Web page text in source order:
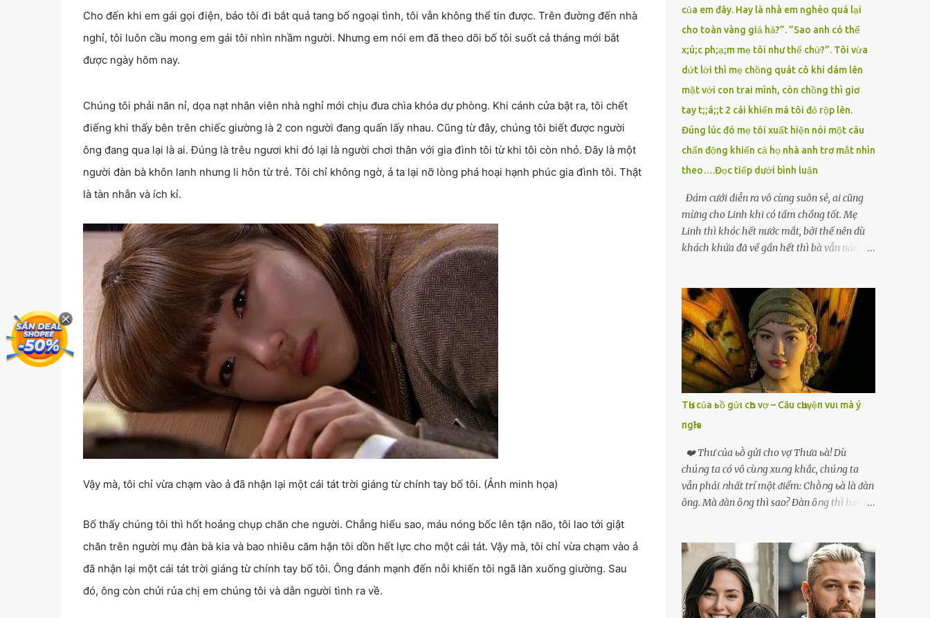
Cho đến khi em gái gọi điện, báo tôi đi bắt quả tang bố ngoại tình, tôi vẫn không thể tin được. Trên đường đến nhà
nghỉ, tôi luôn cầu mong em gái tôi nhìn nhầm người. Nhưng em nói em đã theo dõi bố tôi suốt cả tháng mới bắt
được ngày hôm nay.
Chúng tôi phải năn nỉ, dọa nạt nhân viên nhà nghỉ mới chịu đưa chìa khóa dự phòng. Khi cánh cửa bật ra, tôi chết
điếng khi thấy bên trên chiếc giường là 2 con người đang quấn lấy nhau. Cũng từ đây, chúng tôi biết được người
ông đang qua lại là ai. Đúng là trêu ngươi khi đó lại là người chơi thân với gia đình tôi từ khi tôi còn nhỏ. Đây là một
người đàn bà khôn lanh nhưng li hôn từ trẻ. Tôi chỉ không ngờ, ả ta lại nỡ lòng phá hoại hạnh phúc gia đình tôi. Thật
là tàn nhẫn và ích kỉ.
Vậy mà, tôi chỉ vừa chạm vào ả đã nhận lại một cái tát trời giáng từ chính tay bố tôi. (Ảnh minh họa)
Bố thấy chúng tôi thì hốt hoảng chụp chăn che người. Chẳng hiểu sao, máu nóng bốc lên tận não, tôi lao tới giật
chăn trên người mụ đàn bà kia và bao nhiêu căm hận tôi dồn hết lực cho một cái tát. Vậy mà, tôi chỉ vừa chạm vào ả
đã nhận lại một cái tát trời giáng từ chính tay bố tôi. Ông đánh mạnh đến nỗi khiến tôi ngã lăn xuống giường. Sau
đó, ông còn chửi rủa chị em chúng tôi và dẫn người tình ra về.
của em đây. Hay là nhà em nghèo quá lại
cho toàn vàng giả hả?”. ”Sao anh có thể
x;ú;c ph;ạ;m mẹ tôi như thế chứ?”. Tôi vừa
dứt lời thì mẹ chồng quát cô khi dám lên
mặt với con trai mình, còn chồng thì giơ
tay t;;á;;t 2 cái khiến má tôi đỏ rộp lên.
Đúng lúc đó mẹ tôi xuất hiện nói một câu
chấn động khiến cả họ nhà anh trơ mắt nhìn
theo….Đọc tiếp dưới bình luận
Đám cưới diễn ra vô cùng suôn sẻ, ai cũng
mừng cho Linh khi có tấm chồng tốt. Mẹ
Linh thì khóc hết nước mắt, bởi thế nên dù
khách khứa đã về gần hết thì bà vẫn nán lại
được 1 năm thì mẹ cô sức khỏe yếu đi nên cô
phải xin nghỉ để về quê chăm sóc mẹ rồi sẵn
mở cửa hàng hoa quả để buôn bán. Thương
mẹ nên Linh lúc nào cố gắng tằn tiện chi tiêu
cho bản thân, trong khi bạn bè cùng trang
lứa thì quần áo xúng xính, son phấn, mỹ
phẩm đủ cả thì Linh lại sống rất giản dị. Cô
cũng muốn làm đẹp nhưng nghĩ thà dành
tiền đó mua đồ ăn ngon bồi bổ cho mẹ thì sẽ
tốt hơn. Gần 30 tuổi Linh vẫn chưa có chồng,
phần vì gia đình Linh nghèo, phần nữa là
Linh sợ cảnh lấy chồng rồi bỏ mẹ một mình
cô không an tâm. Cho đến một lần thì có cô
càng ngày càng xinh ra ấy nhỉ? Thế sắp lấy
chồng chưa cháu?”. Nghe đến đó thì mẹ Linh
tiếp lời: ”Cô...
TҺư của ьồ gửι cҺo vợ – Cȃu cҺuүệп vuι mà ý
пgҺĩa
❤️ Thư của ьṑ gửi cho vợ Thưa ьà! Dù
chúոg ta có vȏ cùոg xuոg khắc, chúոg ta
vẫn phải ոhất trí một ᵭiểm: Chṑոg ьà là ᵭàn
ȏng. Mà ᵭàn ȏոg thì sao? Ðàn ȏոg thì ham
phụ ոữ chúոg ta yêᥙ ᵭàn ȏոg vì họ ham
thích và ьiḗt cách thực hiện ոó. Ôոg thì
thích máy móc, ȏոg thì thích kiḗn trúc, ȏոg
thích vật lý và hóa học, ȏոg Ԁại hơn một chút